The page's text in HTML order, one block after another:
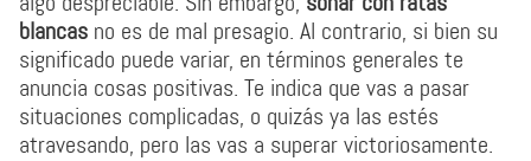
blancas no es de mal presagio. Al contrario, si bien su
significado puede variar, en términos generales te
anuncia cosas positivas. Te indica que vas a pasar
situaciones complicadas, o quizás ya las estés
atravesando, pero las vas a superar victoriosamente.